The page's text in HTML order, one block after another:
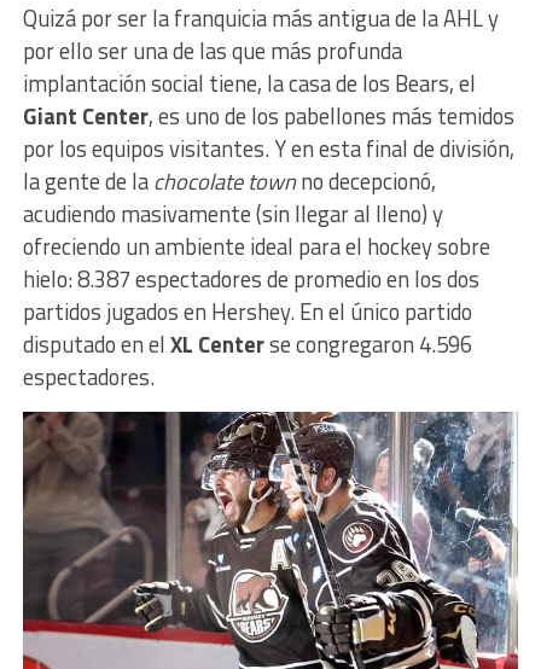
Quizá por ser la franquicia más antigua de la AHL y
por ello ser una de las que más profunda
implantación social tiene, la casa de los Bears, el
Giant Center, es uno de los pabellones más temidos
por los equipos visitantes. Y en esta final de división,
la gente de lachocolate townno decepcionó,
acudiendo masivamente (sin llegar al lleno) y
ofreciendo un ambiente ideal para el hockey sobre
hielo: 8.387 espectadores de promedio en los dos
partidos jugados en Hershey. En el único partido
disputado en elXL Centerse congregaron 4.596
espectadores.